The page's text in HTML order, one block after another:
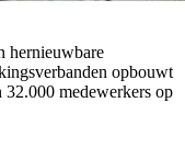
hernieuwbare
opbouwt
32.000 medewerkers op